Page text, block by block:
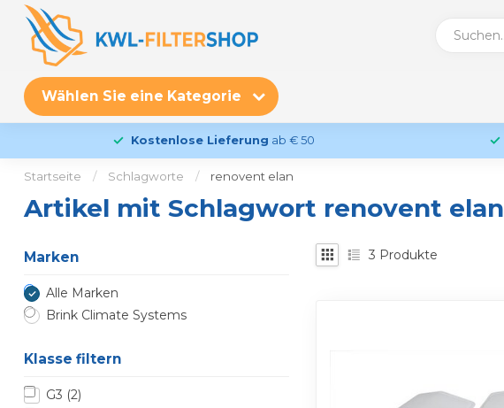
Wählen Sie eine Kategorie
Kostenlose Lieferung ab € 50
Startseite / Schlagworte / renovent elan
Artikel mit Schlagwort renovent elan
Marken
Alle Marken
Brink Climate Systems
Klasse filtern
G3 (2)
3 Produkte